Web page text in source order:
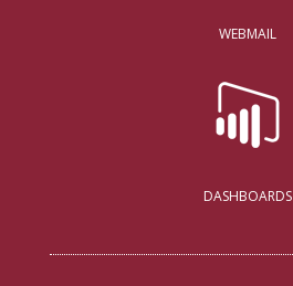
WEBMAIL
DASHBOARDS